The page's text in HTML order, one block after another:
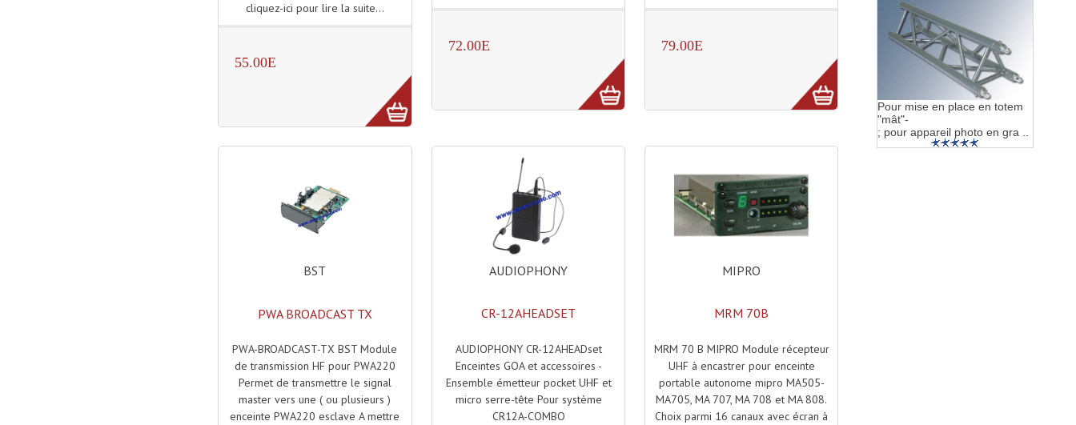
cliquez-ici pour lire la suite...
55.00E
72.00E 79.00E
BST
PWA BROADCAST TX
PWA-BROADCAST-TX BST Module
de transmission HF pour PWA220
Permet de transmettre le signal
master vers une ( ou plusieurs )
enceinte PWA220 esclave A mettre
AUDIOPHONY
CR-12AHEADSET
AUDIOPHONY CR-12AHEADset
Enceintes GOA et accessoires -
Ensemble émetteur pocket UHF et
micro serre-tête Pour système
CR12A-COMBO
MIPRO
MRM 70B
MRM 70 B MIPRO Module récepteur
UHF à encastrer pour enceinte
portable autonome mipro MA505-
MA705, MA 707, MA 708 et MA 808.
Choix parmi 16 canaux avec écran à
Pour mise en place en totem
"mât"-
; pour appareil photo en gra ..